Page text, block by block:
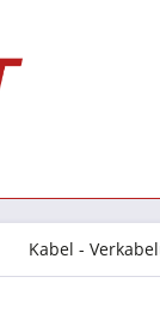
Kabel -